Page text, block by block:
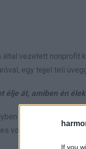
If you
által vezetett nonprofit
egy tejjel teli
élje át, amiben én
arra kérte, hogy
volt a döntése, hogy